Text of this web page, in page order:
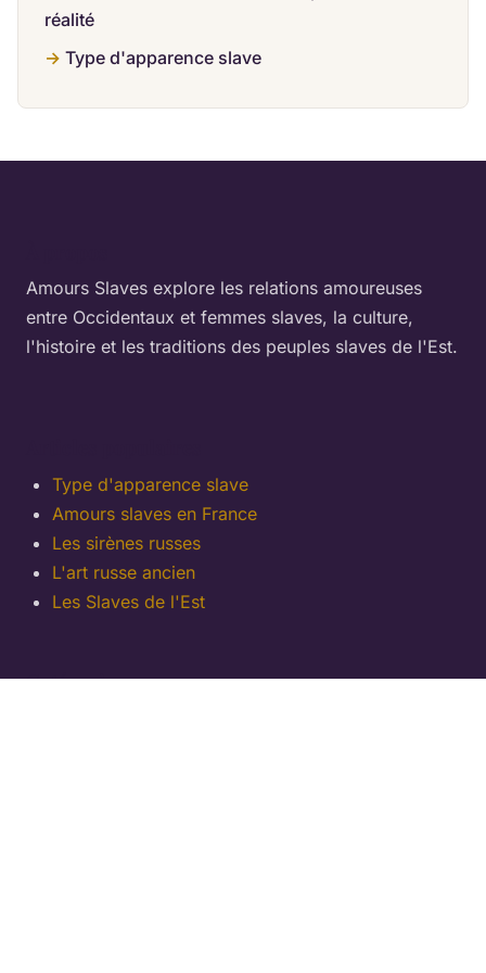
réalité
Type d'apparence slave
Amours Slaves explore les relations amoureuses
entre Occidentaux et femmes slaves, la culture,
l'histoire et les traditions des peuples slaves de l'Est.
Type d'apparence slave
Amours slaves en France
Les sirènes russes
L'art russe ancien
Les Slaves de l'Est
Catégories